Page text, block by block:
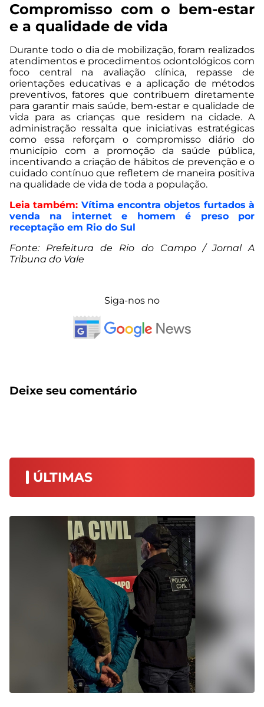
Compromisso com o bem-estar
e a qualidade de vida
Durante todo o dia de mobilização, foram realizados
atendimentos e procedimentos odontológicos com
foco central na avaliação clínica, repasse de
orientações educativas e a aplicação de métodos
preventivos, fatores que contribuem diretamente
para garantir mais saúde, bem-estar e qualidade de
vida para as crianças que residem na cidade. A
administração ressalta que iniciativas estratégicas
como essa reforçam o compromisso diário do
município com a promoção da saúde pública,
incentivando a criação de hábitos de prevenção e o
cuidado contínuo que refletem de maneira positiva
na qualidade de vida de toda a população.
Leia também: Vítima encontra objetos furtados à
venda na internet e homem é preso por
receptação em Rio do Sul
Fonte: Prefeitura de Rio do Campo / Jornal A
Tribuna do Vale
Siga-nos no
Deixe seu comentário
ÚLTIMAS